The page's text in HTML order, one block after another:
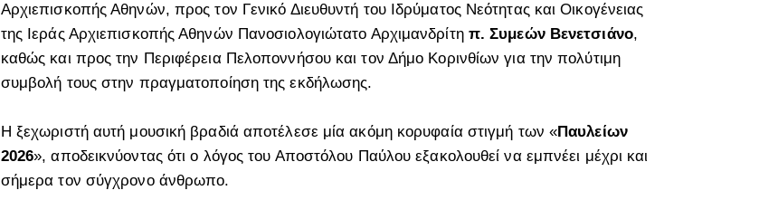
Αρχιεπισκοπής Αθηνών, προς τον Γενικό Διευθυντή του Ιδρύματος Νεότητας και Οικογένειας
της Ιεράς Αρχιεπισκοπής Αθηνών Πανοσιολογιώτατο Αρχιμανδρίτη π. Συμεών Βενετσιάνο,
καθώς και προς την Περιφέρεια Πελοποννήσου και τον Δήμο Κορινθίων για την πολύτιμη
συμβολή τους στην πραγματοποίηση της εκδήλωσης.
Η ξεχωριστή αυτή μουσική βραδιά αποτέλεσε μία ακόμη κορυφαία στιγμή των «Παυλείων
2026», αποδεικνύοντας ότι ο λόγος του Αποστόλου Παύλου εξακολουθεί να εμπνέει μέχρι και
σήμερα τον σύγχρονο άνθρωπο.